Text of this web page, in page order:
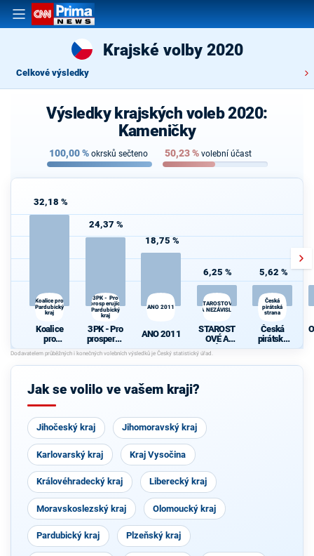
Krajské volby 2020
Celkové výsledky
Výsledky krajských voleb 2020:
Kameničky
100,00% okrsků sečteno 50,23% volební účast
32,18 %
Koalice pro
Pardubický
kraj
Koalice
pro
Pardubick
ý kraj
24,37 %
3PK - Pro
prosperující
Pardubický
kraj
3PK - Pro
prosperují
Pardubick
ý kraj
18,75 %
ANO 2011
ANO 2011
6,25 %
STAROSTOVÉ
A NEZÁVISLÍ
STAROST
OVÉ A
NEZÁVISL
5,62 %
Česká
pirátská
strana
Česká
pirátská
strana
Jak se volilo ve vašem kraji?
Jihočeský kraj Jihomoravský kraj
Karlovarský kraj Kraj Vysočina
Královéhradecký kraj Liberecký kraj
Moravskoslezský kraj Olomoucký kraj
Pardubický kraj Plzeňský kraj